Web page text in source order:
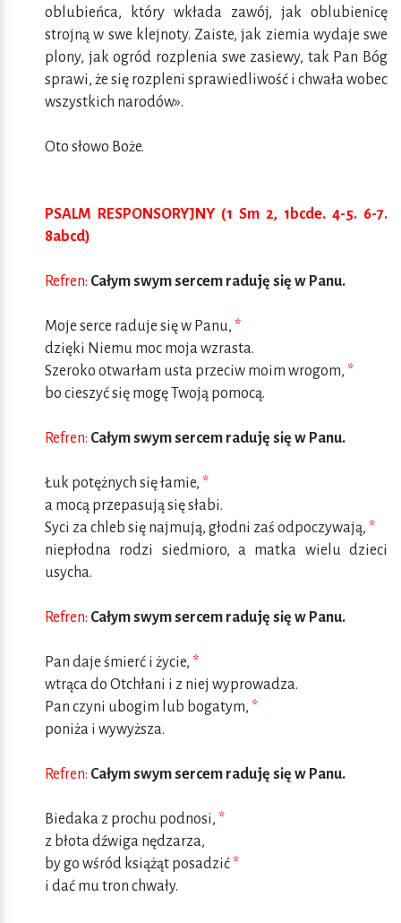
oblubieńca, który wkłada zawój, jak oblubienicę
strojną w swe klejnoty. Zaiste, jak ziemia wydaje swe
plony, jak ogród rozplenia swe zasiewy, tak Pan Bóg
sprawi, że się rozpleni sprawiedliwość i chwała wobec
wszystkich narodów».
Oto słowo Boże.
PSALM RESPONSORYJNY (1 Sm 2, 1bcde. 4-5. 6-7.
8abcd)
Refren: Całym swym sercem raduję się w Panu.
Moje serce raduje się w Panu, *
dzięki Niemu moc moja wzrasta.
Szeroko otwarłam usta przeciw moim wrogom, *
bo cieszyć się mogę Twoją pomocą.
Refren: Całym swym sercem raduję się w Panu.
Łuk potężnych się łamie, *
a mocą przepasują się słabi.
Syci za chleb się najmują, głodni zaś odpoczywają, *
niepłodna rodzi siedmioro, a matka wielu dzieci
usycha.
Refren: Całym swym sercem raduję się w Panu.
Pan daje śmierć i życie, *
wtrąca do Otchłani i z niej wyprowadza.
Pan czyni ubogim lub bogatym, *
poniża i wywyższa.
Refren: Całym swym sercem raduję się w Panu.
Biedaka z prochu podnosi, *
z błota dźwiga nędzarza,
by go wśród książąt posadzić *
i dać mu tron chwały.